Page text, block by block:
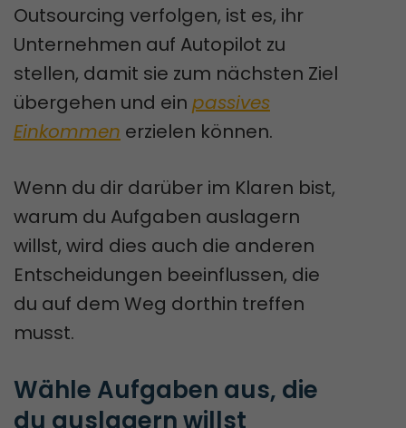
Outsourcing verfolgen, ist es, ihr
Unternehmen auf Autopilot zu
stellen, damit sie zum nächsten Ziel
übergehen und ein passives
Einkommen erzielen können.
Wenn du dir darüber im Klaren bist,
warum du Aufgaben auslagern
willst, wird dies auch die anderen
Entscheidungen beeinflussen, die
du auf dem Weg dorthin treffen
musst.
Wähle Aufgaben aus, die
du auslagern willst